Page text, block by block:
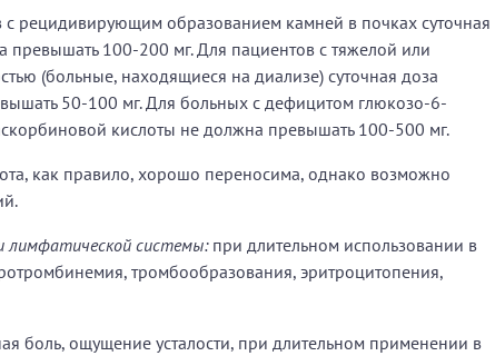
с рецидивирующим образованием камней в почках суточная
100-200 мг. Для пациентов с тяжелой или
(больные, находящиеся на диализе) суточная доза
50-100 мг. Для больных с дефицитом глюкозо-6-
кислоты не должна превышать 100-500 мг.
как правило, хорошо переносима, однако возможно
лимфатической системы:при длительном использовании в
тромбообразования, эритроцитопения,
боль, ощущение усталости, при длительном применении в